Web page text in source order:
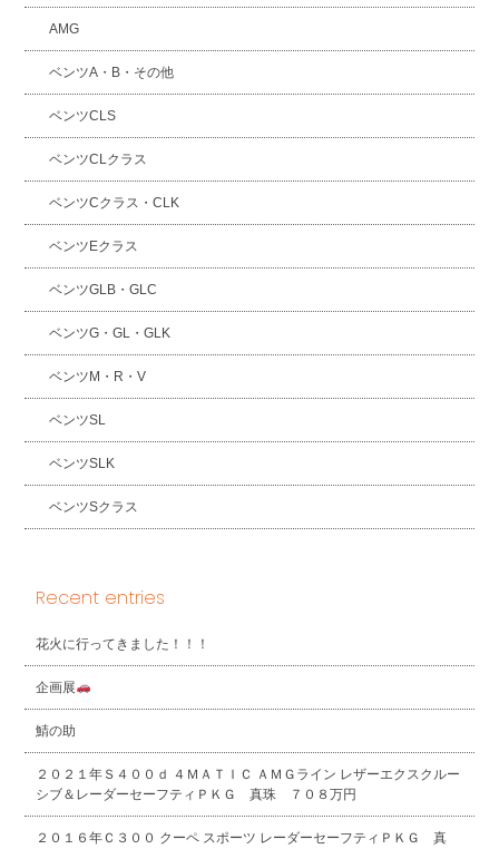
AMG
ベンツA・B・その他
ベンツCLS
ベンツCLクラス
ベンツCクラス・CLK
ベンツEクラス
ベンツGLB・GLC
ベンツG・GL・GLK
ベンツM・R・V
ベンツSL
ベンツSLK
ベンツSクラス
Recent entries
花火に行ってきました！！！
企画展
鯖の助
２０２１年Ｓ４００ｄ ４ＭＡＴＩＣ ＡＭＧライン レザーエクスクルー
シブ＆レーダーセーフティＰＫＧ 真珠 ７０８万円
２０１６年Ｃ３００ クーペ スポーツ レーダーセーフティＰＫＧ 真